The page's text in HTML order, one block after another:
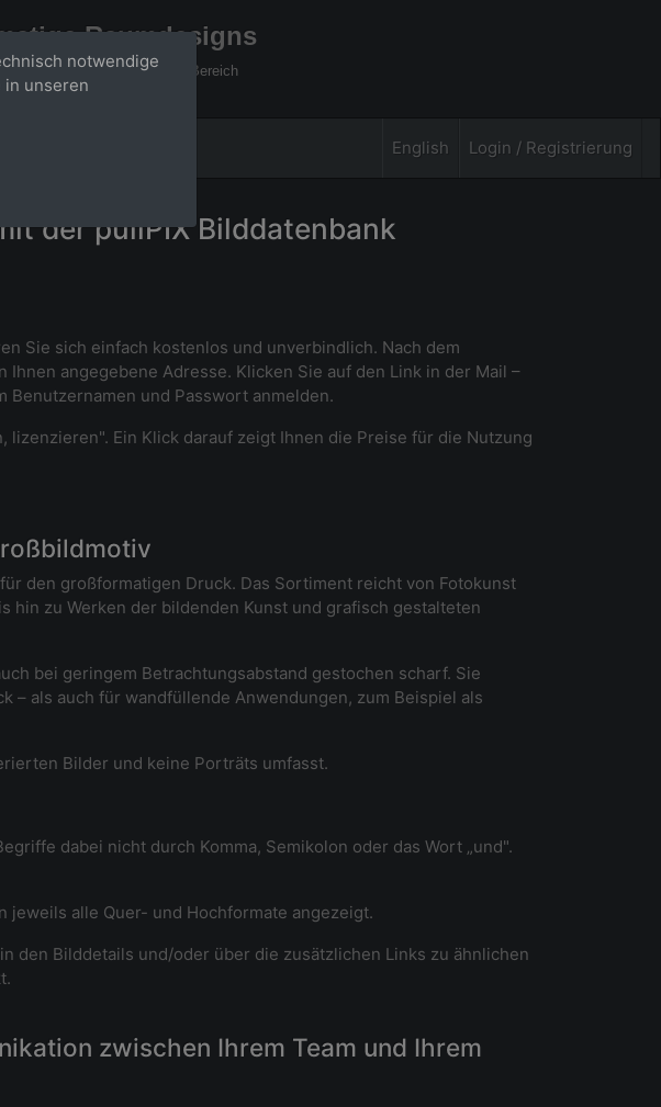
Raumdesigns
Fotos im Gigapixel Bereich
English Login / Registrierung
der pullPIX Bilddatenbank
Sie sich einfach kostenlos und unverbindlich. Nach dem
angegebene Adresse. Klicken Sie auf den Link in der Mail –
Benutzernamen und Passwort anmelden.
Ein Klick darauf zeigt Ihnen die Preise für die Nutzung
den großformatigen Druck. Das Sortiment reicht von Fotokunst
hin zu Werken der bildenden Kunst und grafisch gestalteten
bei geringem Betrachtungsabstand gestochen scharf. Sie
als auch für wandfüllende Anwendungen, zum Beispiel als
Bilder und keine Porträts umfasst.
dabei nicht durch Komma, Semikolon oder das Wort „und".
jeweils alle Quer- und Hochformate angezeigt.
den Bilddetails und/oder über die zusätzlichen Links zu ähnlichen
zwischen Ihrem Team und Ihrem
notwendige
unseren